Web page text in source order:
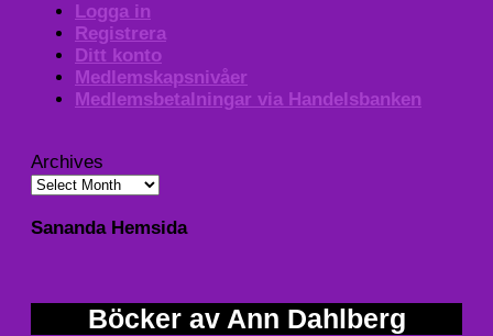
Logga in
Registrera
Ditt konto
Medlemskapsnivåer
Medlemsbetalningar via Handelsbanken
Archives
Sananda Hemsida
Böcker av Ann Dahlberg